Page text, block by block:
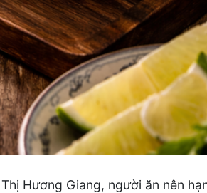
Hương Giang, người ăn nên